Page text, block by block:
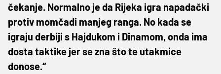
čekanje. Normalno je da Rijeka igra napadački
protiv momčadi manjeg ranga. No kada se
igraju derbiji s Hajdukom i Dinamom, onda ima
dosta taktike jer se zna što te utakmice
donose.“